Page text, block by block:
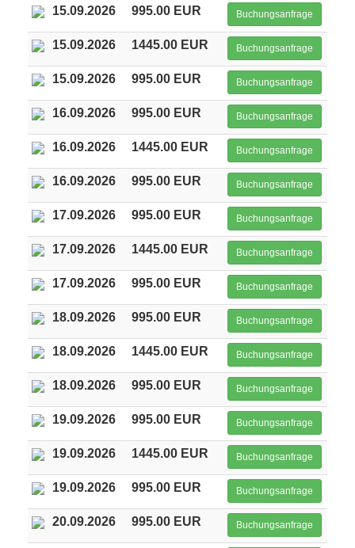
15.09.2026 995.00 EUR Buchungsanfrage
15.09.2026 1445.00 EUR Buchungsanfrage
15.09.2026 995.00 EUR Buchungsanfrage
16.09.2026 995.00 EUR Buchungsanfrage
16.09.2026 1445.00 EUR Buchungsanfrage
16.09.2026 995.00 EUR Buchungsanfrage
17.09.2026 995.00 EUR Buchungsanfrage
17.09.2026 1445.00 EUR Buchungsanfrage
17.09.2026 995.00 EUR Buchungsanfrage
18.09.2026 995.00 EUR Buchungsanfrage
18.09.2026 1445.00 EUR Buchungsanfrage
18.09.2026 995.00 EUR Buchungsanfrage
19.09.2026 995.00 EUR Buchungsanfrage
19.09.2026 1445.00 EUR Buchungsanfrage
19.09.2026 995.00 EUR Buchungsanfrage
20.09.2026 995.00 EUR Buchungsanfrage